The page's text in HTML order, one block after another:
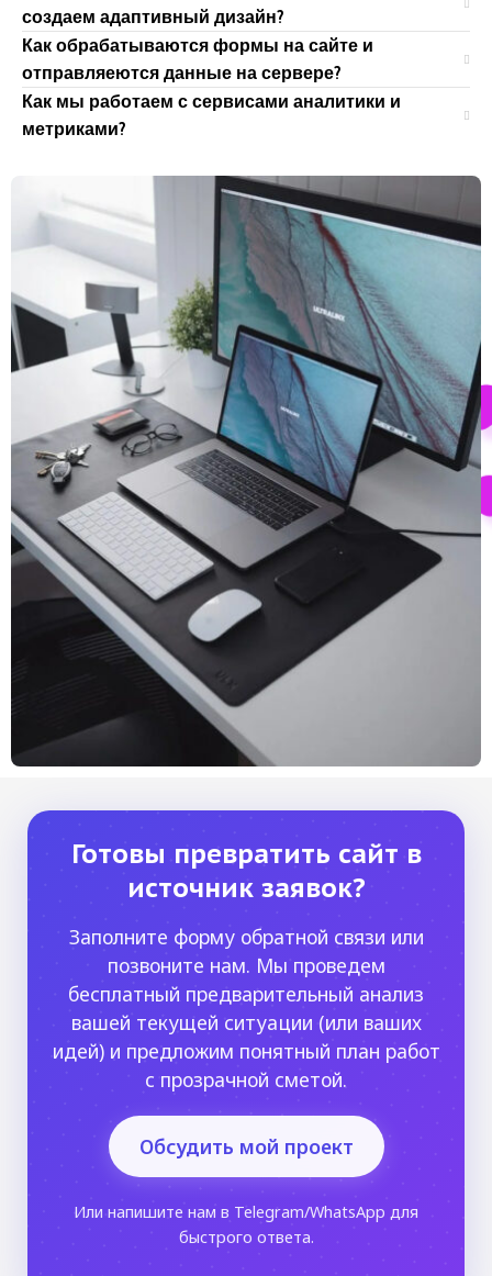
создаем адаптивный дизайн?
Как обрабатываются формы на сайте и
отправляеются данные на сервере?
Как мы работаем с сервисами аналитики и
метриками?
Готовы превратить сайт в
источник заявок?
Заполните форму обратной связи или
позвоните нам. Мы проведем
бесплатный предварительный анализ
вашей текущей ситуации (или ваших
идей) и предложим понятный план работ
с прозрачной сметой.
Обсудить мой проект
Или напишите нам в Telegram/WhatsApp для
быстрого ответа.